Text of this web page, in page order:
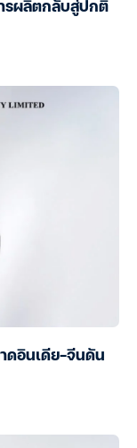
รผลิตกลับสู่ปกติ
ดอินเดีย-จีนดัน